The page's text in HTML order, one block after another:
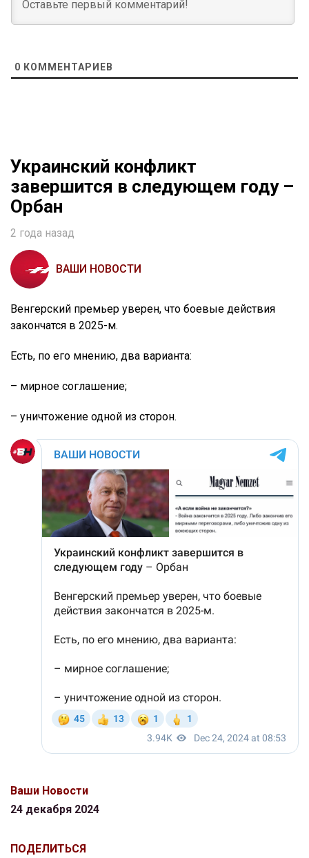
0 КОММЕНТАРИЕВ
Украинский конфликт
завершится в следующем году –
Орбан
2 года назад
ВАШИ НОВОСТИ
Венгерский премьер уверен, что боевые действия
закончатся в 2025-м.
Есть, по его мнению, два варианта:
– мирное соглашение;
– уничтожение одной из сторон.
Ваши Новости
24 декабря 2024
ПОДЕЛИТЬСЯ